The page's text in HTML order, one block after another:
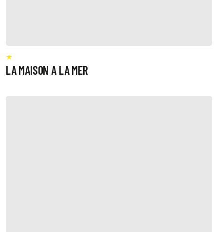
LA MAISON A LA MER